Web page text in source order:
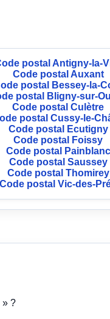
postal Antigny-la-
Code postal Auxant
postal Bessey-la-
postal Bligny-sur-
Code postal Culètre
postal Cussy-le-
Code postal Ecutigny
Code postal Foissy
Code postal Painblanc
Code postal Saussey
Code postal Thomirey
Code postal Vic-des-
» ?